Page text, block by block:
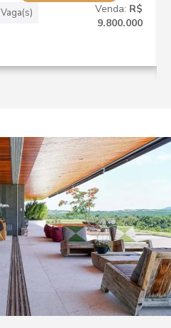
Vaga(s)
Venda: R$
9.800.000